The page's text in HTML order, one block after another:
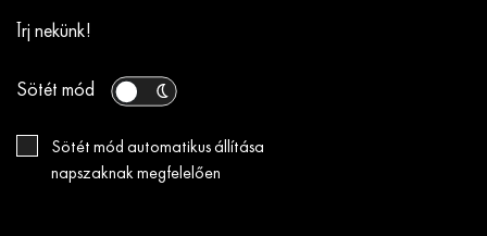
Írj nekünk!
Sötét mód
Sötét mód automatikus állítása
napszaknak megfelelően